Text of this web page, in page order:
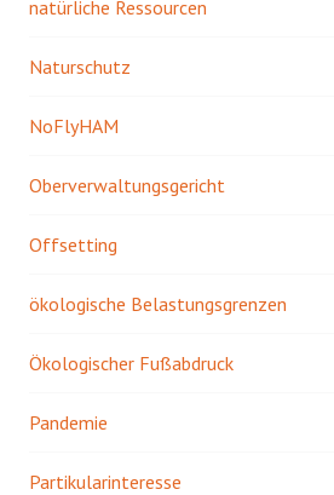
natürliche Ressourcen
Naturschutz
NoFlyHAM
Oberverwaltungsgericht
Offsetting
ökologische Belastungsgrenzen
Ökologischer Fußabdruck
Pandemie
Partikularinteresse